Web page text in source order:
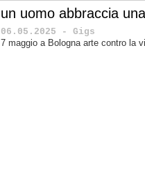
un uomo abbraccia
06.05.2025 - Gigs
7 maggio a Bologna arte contro la